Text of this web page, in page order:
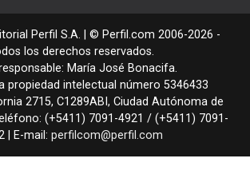
Perfil S.A. | © Perfil.com 2006-2026 -
los derechos reservados.
María José Bonacifa.
propiedad intelectual número 5346433
2715, C1289ABI , Ciudad Autónoma de
(+5411) 7091-4921 / (+5411) 7091-
| E-mail: perfilcom@perfil.com